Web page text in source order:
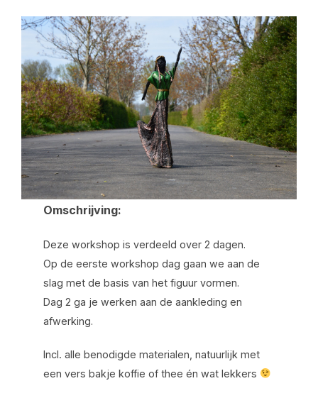
Omschrijving:
Deze workshop is verdeeld over 2 dagen.
Op de eerste workshop dag gaan we aan de
slag met de basis van het figuur vormen.
Dag 2 ga je werken aan de aankleding en
afwerking.
Incl. alle benodigde materialen, natuurlijk met
een vers bakje koffie of thee én wat lekkers